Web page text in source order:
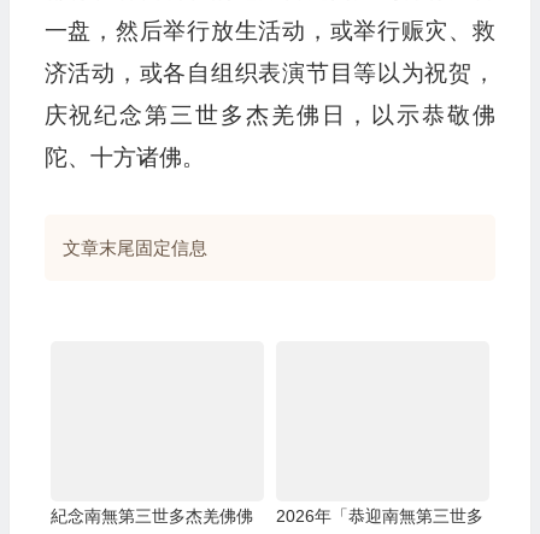
一盘，然后举行放生活动，或举行赈灾、救
济活动，或各自组织表演节目等以为祝贺，
庆祝纪念第三世多杰羌佛日，以示恭敬佛
陀、十方诸佛。
文章末尾固定信息
紀念南無第三世多杰羌佛佛
2026年「恭迎南無第三世多